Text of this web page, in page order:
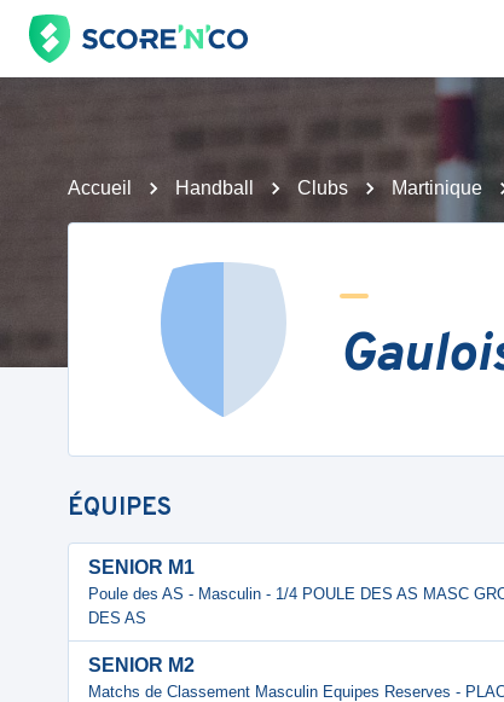
Accueil Handball Clubs Martinique
ÉQUIPES
SENIOR M1
Poule des AS - Masculin - 1/4 POULE DES AS MASC
DES AS
SENIOR M2
Matchs de Classement Masculin Equipes Reserves -